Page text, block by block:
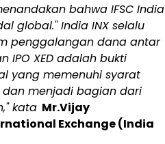
bahwa IFSC India
global." India INX selalu
penggalangan dana antar
IPO XED adalah bukti
yang memenuhi syarat
menjadi bagian dari
kata Mr.Vijay
Exchange (India